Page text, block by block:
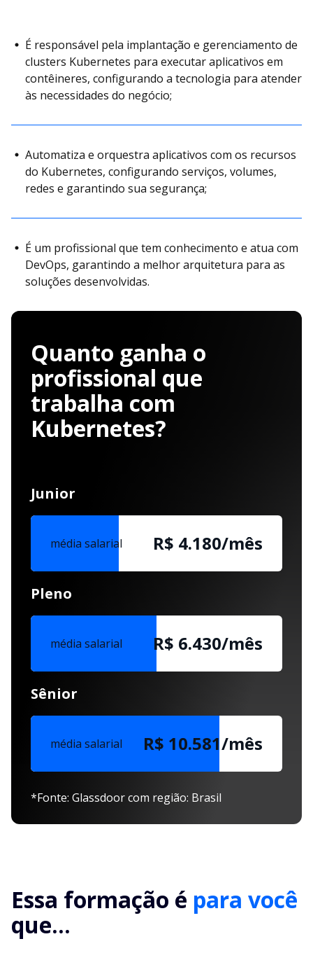
É responsável pela implantação e gerenciamento de
clusters Kubernetes para executar aplicativos em
contêineres, configurando a tecnologia para atender
às necessidades do negócio;
Automatiza e orquestra aplicativos com os recursos
do Kubernetes, configurando serviços, volumes,
redes e garantindo sua segurança;
É um profissional que tem conhecimento e atua com
DevOps, garantindo a melhor arquitetura para as
soluções desenvolvidas.
Quanto ganha o
profissional que
trabalha com
Kubernetes?
Junior
média salarial R$ 4.180/mês
Pleno
média salarial R$ 6.430/mês
Sênior
média salarial R$ 10.581/mês
*Fonte: Glassdoor com região: Brasil
Essa formação é para você
que...